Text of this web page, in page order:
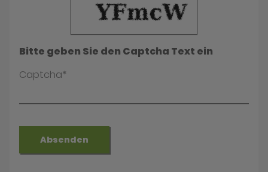
Bitte geben Sie den Captcha Text ein
Captcha*
Absenden